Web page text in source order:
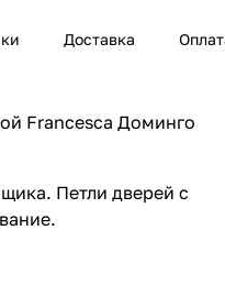
Доминго
Доминго
Доминго
Доминго
Доставка
Francesca Доминго
Петли дверей с